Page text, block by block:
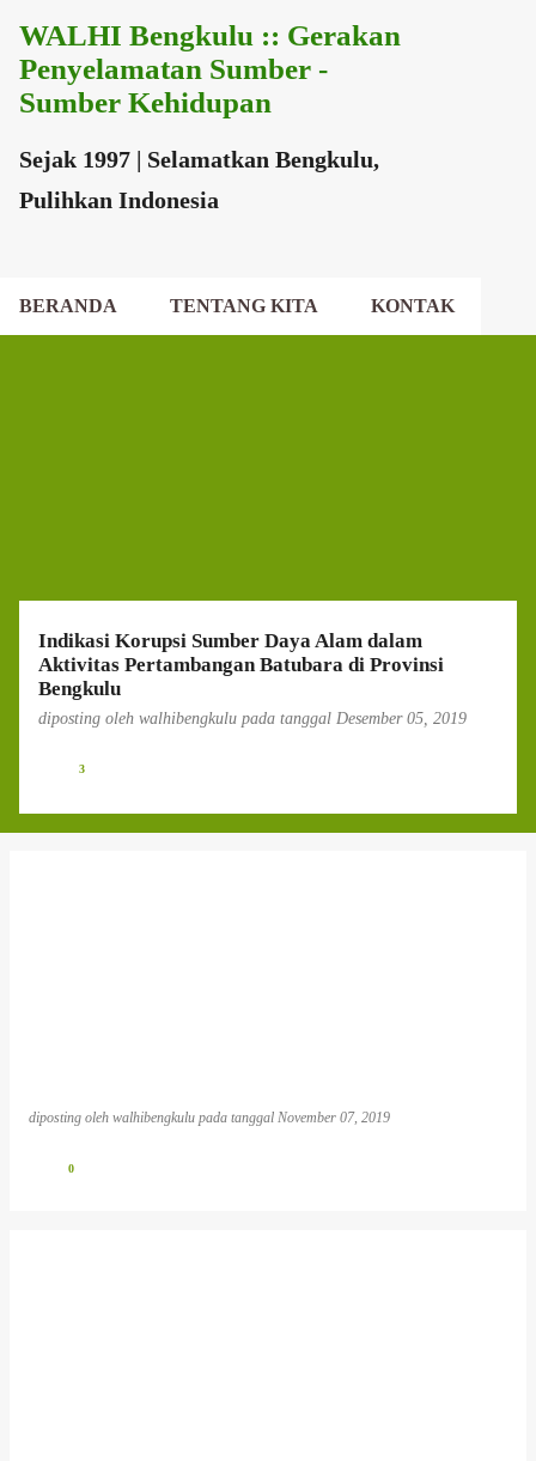
Langsung ke konten utama
WALHI Bengkulu :: Gerakan
Penyelamatan Sumber -
Sumber Kehidupan
Sejak 1997 | Selamatkan Bengkulu,
Pulihkan Indonesia
BERANDA TENTANG KITA KONTAK
Indikasi Korupsi Sumber Daya Alam dalam
Aktivitas Pertambangan Batubara di Provinsi
Bengkulu
diposting oleh walhibengkulu pada tanggal Desember 05, 2019
3
diposting oleh walhibengkulu pada tanggal November 07, 2019
0